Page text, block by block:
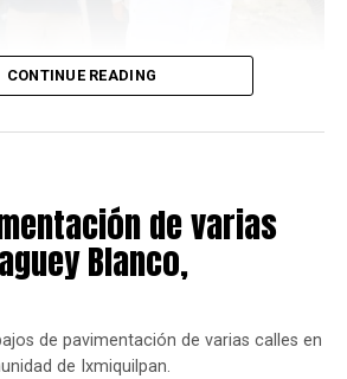
CONTINUE READING
de varias
Blanco,
de pavimentación de varias calles en
de Ixmiquilpan.